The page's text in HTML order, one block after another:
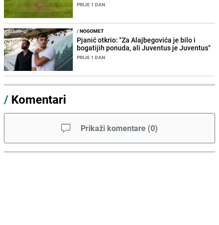
PRIJE 1 DAN
/NOGOMET
Pjanić otkrio: "Za Alajbegovića je bilo i
bogatijih ponuda, ali Juventus je Juventus"
PRIJE 1 DAN
/ Komentari
Prikaži komentare (0)